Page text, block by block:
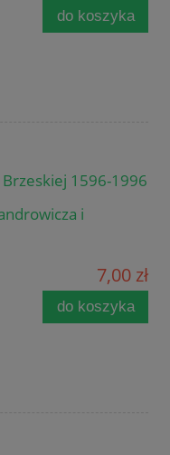
do koszyka
1596-1996
i
7,00 zł
do koszyka